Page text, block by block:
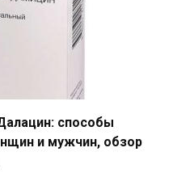
способы
и мужчин, обзор